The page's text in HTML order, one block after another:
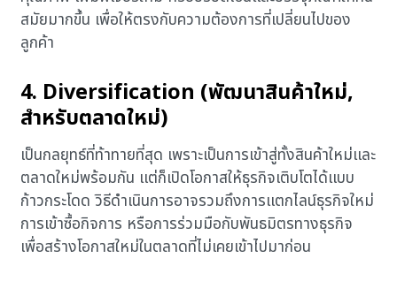
สมัยมากขึ้น เพื่อให้ตรงกับความต้องการที่เปลี่ยนไปของ
ลูกค้า
4. Diversification (พัฒนาสินค้าใหม่,
สำหรับตลาดใหม่)
เป็นกลยุทธ์ที่ท้าทายที่สุด เพราะเป็นการเข้าสู่ทั้งสินค้าใหม่และ
ตลาดใหม่พร้อมกัน แต่ก็เปิดโอกาสให้ธุรกิจเติบโตได้แบบ
ก้าวกระโดด วิธีดำเนินการอาจรวมถึงการแตกไลน์ธุรกิจใหม่
การเข้าซื้อกิจการ หรือการร่วมมือกับพันธมิตรทางธุรกิจ
เพื่อสร้างโอกาสใหม่ในตลาดที่ไม่เคยเข้าไปมาก่อน